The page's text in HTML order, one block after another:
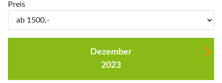
Preis
Dezember
2023